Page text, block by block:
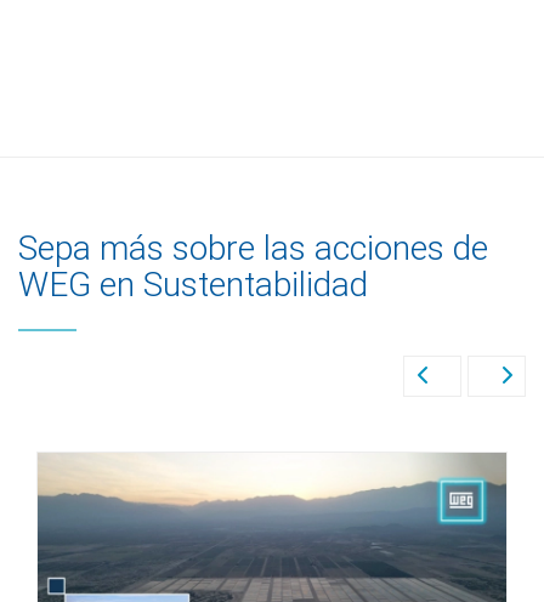
Sepa más sobre las acciones de
WEG en Sustentabilidad